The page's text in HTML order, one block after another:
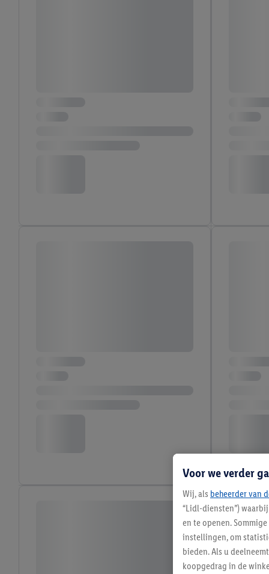
Voor we verder
Wij, als beheerder van
“Lidl-diensten”)
en te openen.
instellingen, om
bieden. Als u
koopgedrag in de